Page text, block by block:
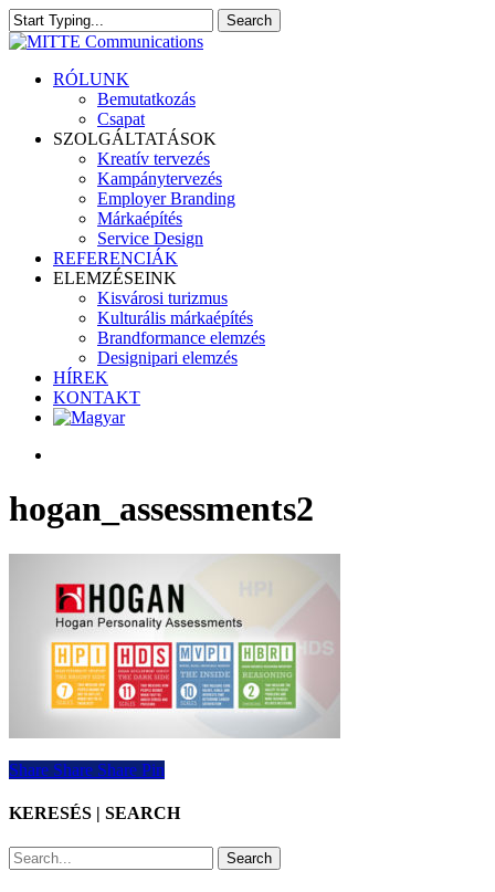
Skip
to
content
Search
Close
search
Menu
RÓLUNK
Bemutatkozás
Csapat
SZOLGÁLTATÁSOK
Kreatív tervezés
Kampánytervezés
Employer Branding
Márkaépítés
Service Design
REFERENCIÁK
ELEMZÉSEINK
Kisvárosi turizmus
Kulturális márkaépítés
Brandformance elemzés
Designipari elemzés
HÍREK
KONTAKT
hogan_assessments2
Share
Share Share Share Pin
KERESÉS | SEARCH
Search